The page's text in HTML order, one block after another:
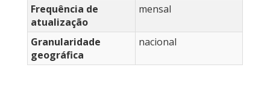
Frequência de
atualização
mensal
Granularidade
geográfica
nacional